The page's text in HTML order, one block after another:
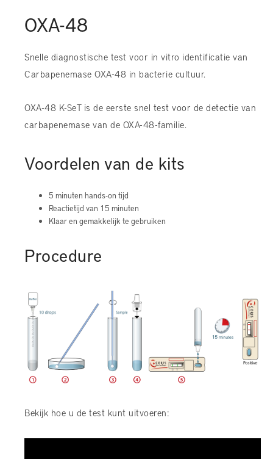
OXA-48
Snelle diagnostische test voor in vitro identificatie van
Carbapenemase OXA-48 in bacterie cultuur.
OXA-48 K-SeT is de eerste snel test voor de detectie van
carbapenemase van de OXA-48-familie.
Voordelen van de kits
5 minuten hands-on tijd
Reactietijd van 15 minuten
Klaar en gemakkelijk te gebruiken
Procedure
Bekijk hoe u de test kunt uitvoeren: